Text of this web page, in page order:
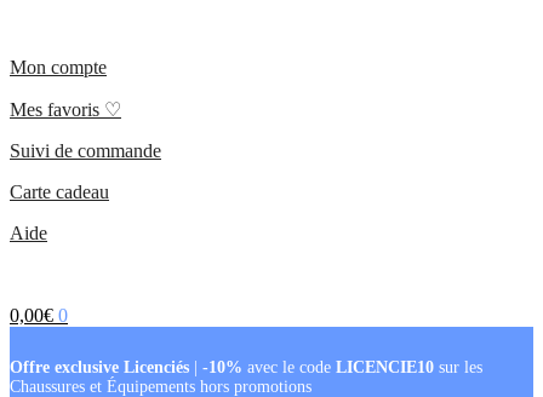
Mon compte
Mes favoris ♡
Suivi de commande
Carte cadeau
Aide
0,00€ 0
Offre exclusive Licenciés -10% avec le code LICENCIE10 sur les
Chaussures et Équipements hors promotions